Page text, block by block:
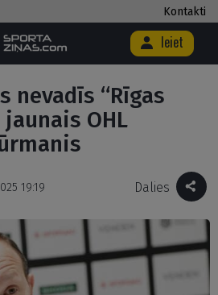
Kontakti
Ieiet
vairs nevadīs “Rīgas HS”, paziņots jaunais
nevadīs “Rīgas
jaunais OHL
19:19 Dalies